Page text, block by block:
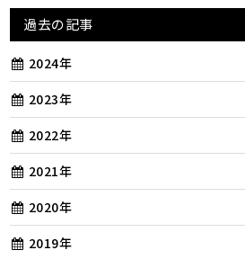
過去の記事
2024年
2023年
2022年
2021年
2020年
2019年